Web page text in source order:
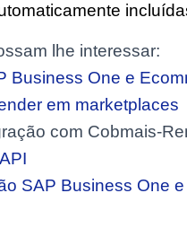
lhe interessar:
Business One e
em marketplaces
com Cobmais-
SAP Business One